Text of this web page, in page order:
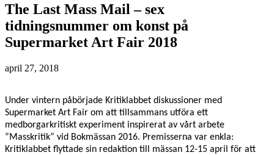
The Last Mass Mail – sex
tidningsnummer om konst på
Supermarket Art Fair 2018
april 27, 2018
Under vintern påbörjade Kritiklabbet diskussioner med
Supermarket Art Fair om att tillsammans utföra ett
medborgarkritiskt experiment inspirerat av vårt arbete
”Masskritik” vid Bokmässan 2016. Premisserna var enkla:
Kritiklabbet flyttade sin redaktion till mässan 12-15 april för att